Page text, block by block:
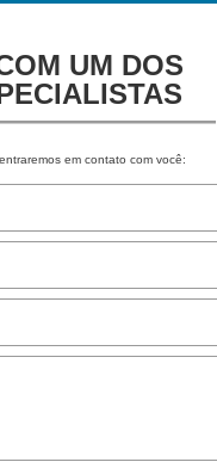
UM DOS
em contato com você: